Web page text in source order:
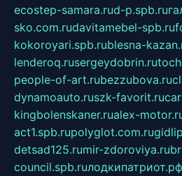
ecostep-samara.rud-p.spb.ru
sko.com.rudavitamebel-spb.ru
kokoroyari.spb.rublesna-
lenderoq.rusergeydobrin.ru
people-of-art.rubezzubova.ru
dynamoauto.ruszk-favorit.ru
kingbolenskaner.rualex-
act1.spb.rupolyglot.com.ru
detsad125.rumir-zdoroviya.ru
council.spb.ruлодкипатриот.рф